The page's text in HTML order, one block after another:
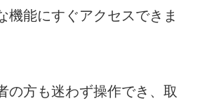
機能にすぐアクセスできま
の方も迷わず操作でき、取